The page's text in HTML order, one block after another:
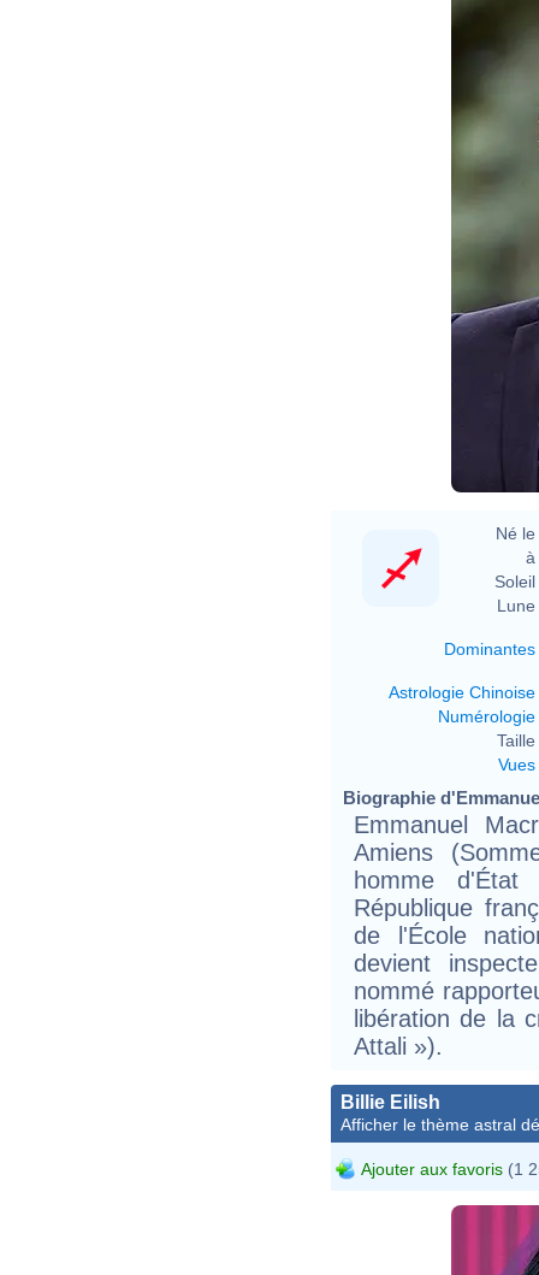
Né le
à
Soleil
Lune
Dominantes
Astrologie Chinoise
Numérologie
Taille
Vues
Biographie
Emmanuel
Amiens
homme
République
de l'École
devient
nommé
libération de la
Attali »).
Billie Eilish
Afficher le thème astral
Ajouter aux favoris (1